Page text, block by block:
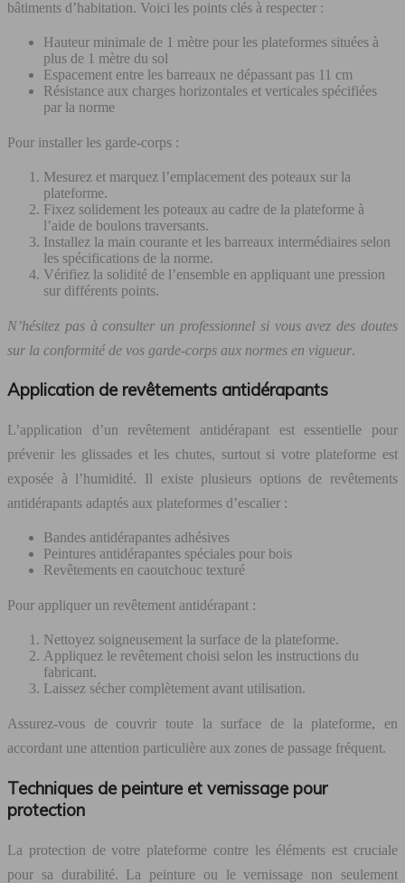
bâtiments d’habitation. Voici les points clés à respecter :
Hauteur minimale de 1 mètre pour les plateformes situées à
plus de 1 mètre du sol
Espacement entre les barreaux ne dépassant pas 11 cm
Résistance aux charges horizontales et verticales spécifiées
par la norme
Pour installer les garde-corps :
Mesurez et marquez l’emplacement des poteaux sur la
plateforme.
Fixez solidement les poteaux au cadre de la plateforme à
l’aide de boulons traversants.
Installez la main courante et les barreaux intermédiaires selon
les spécifications de la norme.
Vérifiez la solidité de l’ensemble en appliquant une pression
sur différents points.
N’hésitez pas à consulter un professionnel si vous avez des doutes
sur la conformité de vos garde-corps aux normes en vigueur.
Application de revêtements antidérapants
L’application d’un revêtement antidérapant est essentielle pour
prévenir les glissades et les chutes, surtout si votre plateforme est
exposée à l’humidité. Il existe plusieurs options de revêtements
antidérapants adaptés aux plateformes d’escalier :
Bandes antidérapantes adhésives
Peintures antidérapantes spéciales pour bois
Revêtements en caoutchouc texturé
Pour appliquer un revêtement antidérapant :
Nettoyez soigneusement la surface de la plateforme.
Appliquez le revêtement choisi selon les instructions du
fabricant.
Laissez sécher complètement avant utilisation.
Assurez-vous de couvrir toute la surface de la plateforme, en
accordant une attention particulière aux zones de passage fréquent.
Techniques de peinture et vernissage pour
protection
La protection de votre plateforme contre les éléments est cruciale
pour sa durabilité. La peinture ou le vernissage non seulement